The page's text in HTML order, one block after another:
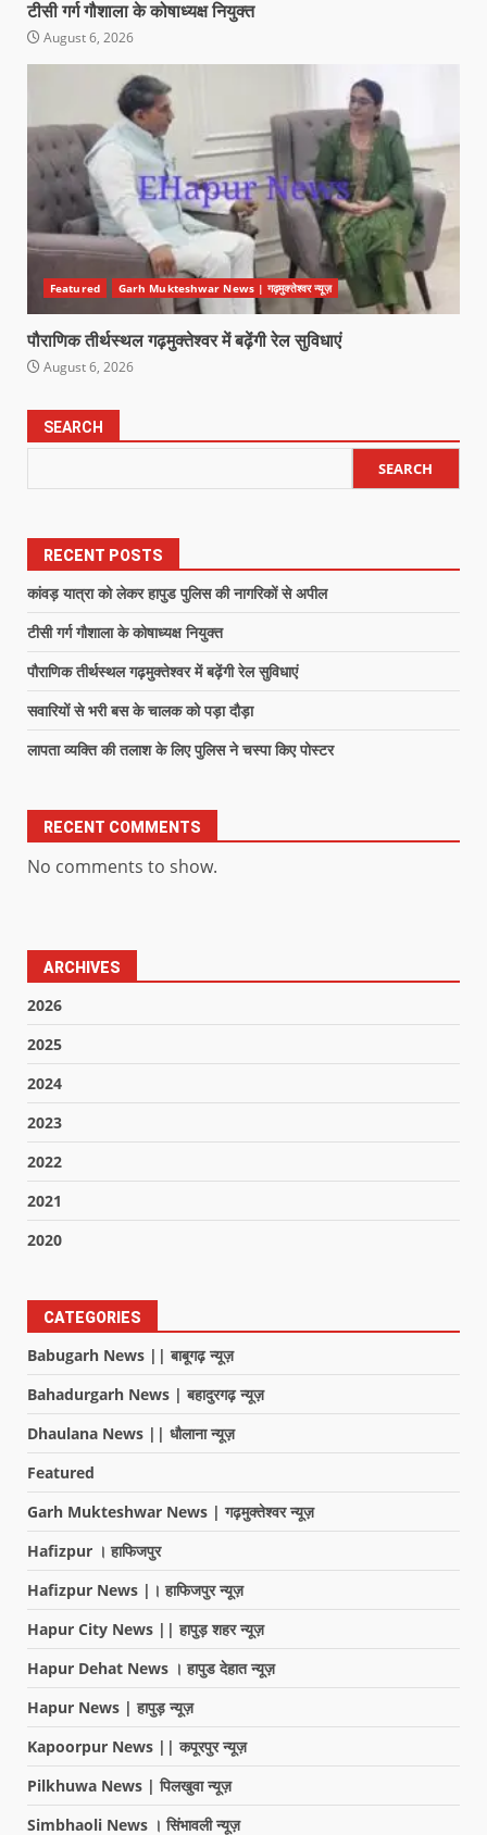
टीसी गर्ग गौशाला के कोषाध्यक्ष नियुक्त
August 6, 2026
Featured Garh Mukteshwar News | गढ़मुक्तेश्वर न्यूज़
पौराणिक तीर्थस्थल गढ़मुक्तेश्वर में बढ़ेंगी रेल सुविधाएं
August 6, 2026
SEARCH
SEARCH
RECENT POSTS
कांवड़ यात्रा को लेकर हापुड पुलिस की नागरिकों से अपील
टीसी गर्ग गौशाला के कोषाध्यक्ष नियुक्त
पौराणिक तीर्थस्थल गढ़मुक्तेश्वर में बढ़ेंगी रेल सुविधाएं
सवारियों से भरी बस के चालक को पड़ा दौड़ा
लापता व्यक्ति की तलाश के लिए पुलिस ने चस्पा किए पोस्टर
RECENT COMMENTS
No comments to show.
ARCHIVES
2026
2025
2024
2023
2022
2021
2020
CATEGORIES
Babugarh News || बाबूगढ़ न्यूज़
Bahadurgarh News | बहादुरगढ़ न्यूज़
Dhaulana News || धौलाना न्यूज़
Featured
Garh Mukteshwar News | गढ़मुक्तेश्वर न्यूज़
Hafizpur । हाफिजपुर
Hafizpur News |। हाफिजपुर न्यूज़
Hapur City News || हापुड़ शहर न्यूज़
Hapur Dehat News । हापुड देहात न्यूज़
Hapur News | हापुड़ न्यूज़
Kapoorpur News || कपूरपुर न्यूज़
Pilkhuwa News | पिलखुवा न्यूज़
Simbhaoli News । सिंभावली न्यूज़